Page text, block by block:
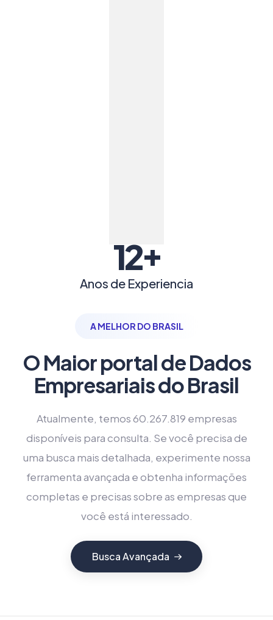
12+
Anos de Experiencia
A MELHOR DO BRASIL
O Maior portal de Dados
Empresariais do Brasil
Atualmente, temos 60.267.819 empresas
disponíveis para consulta. Se você precisa de
uma busca mais detalhada, experimente nossa
ferramenta avançada e obtenha informações
completas e precisas sobre as empresas que
você está interessado.
Busca Avançada